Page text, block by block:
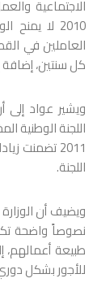
2010 لا
العاملين في
كل سنتين، إضافة
ويشير عواد إلى
اللجنة الوطنية
2011 تضمنت
اللجنة.
ويضيف أن
نصوصاً واضحة
طبيعة أعمالهم،
للأجور بشكل